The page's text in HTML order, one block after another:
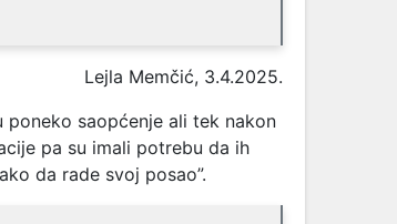
Lejla Memčić, 3.4.2025.
poneko saopćenje ali tek nakon
pa su imali potrebu da ih
da rade svoj posao”.